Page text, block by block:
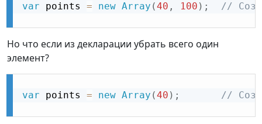
var points = new Array (40 , 100 ) ; //
Но что если из декларации убрать всего один
элемент?
var points = new Array (40 ) ; //